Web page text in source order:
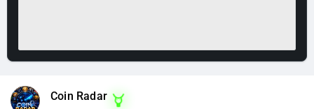
Coin Radar